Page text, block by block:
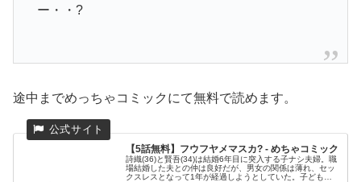
ー・・?
途中までめっちゃコミックにて無料で読めます。
【5話無料】フウフヤメマスカ? - めちゃコミック
詩織(36)と賢吾(34)は結婚6年目に突入する子ナシ夫婦。職
場結婚した夫との仲は良好だが、男女の関係は薄れ、セッ
クスレスとなって1年が経過しようとしていた。子どもが